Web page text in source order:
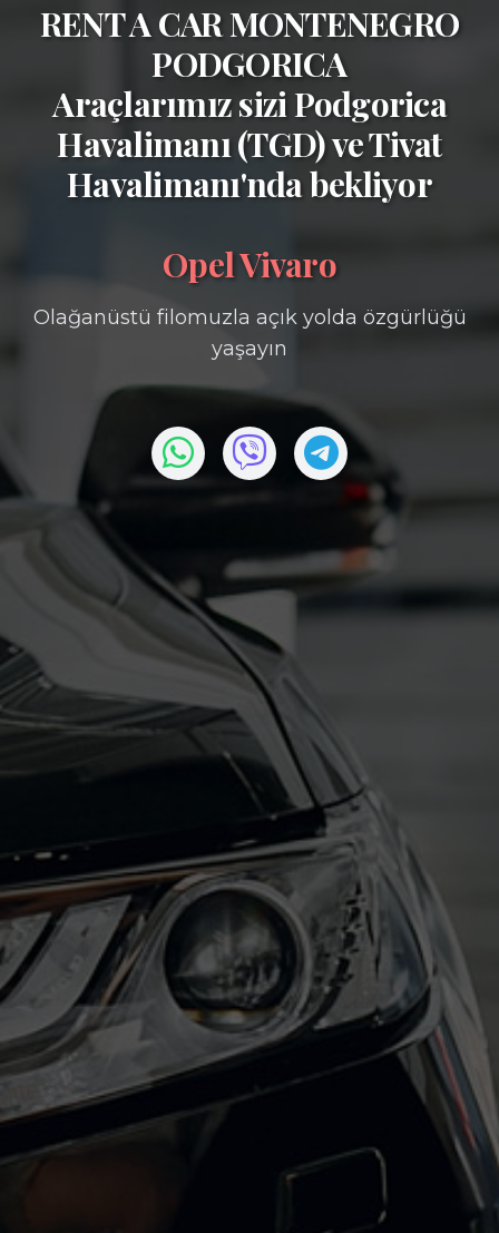
RENT A CAR MONTENEGRO
PODGORICA
Araçlarımız siziPodgorica
Havalimanı (TGD)veTivat
Havalimanı'nda bekliyor
Opel Vivaro
Olağanüstü filomuzla açık yolda özgürlüğü
yaşayın